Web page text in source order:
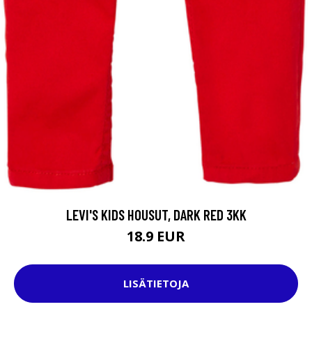
LEVI'S KIDS HOUSUT, DARK RED 3KK
18.9 EUR
LISÄTIETOJA